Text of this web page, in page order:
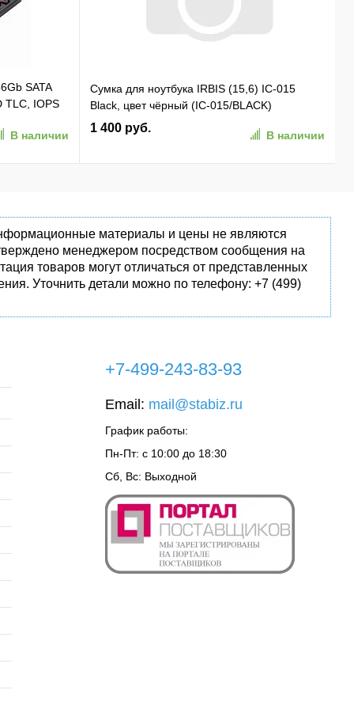
SATA
TLC, IOPS
В наличии
Сумка для ноутбука IRBIS (15,6) IC-015
Black, цвет чёрный (IC-015/BLACK)
1 400 руб.
В наличии
материалы и цены не являются
менеджером посредством сообщения на
товаров могут отличаться от представленных
Уточнить детали можно по телефону: +7 (499)
+7-499-243-83-93
Email: mail@stabiz.ru
График работы:
Пн-Пт: с 10:00 до 18:30
Сб, Вс: Выходной